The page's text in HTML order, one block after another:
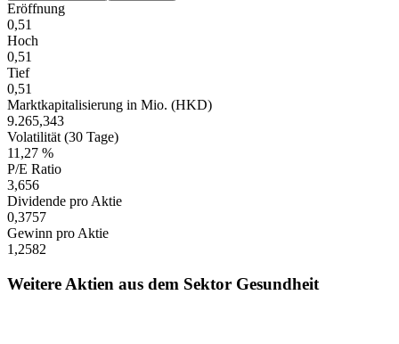
Eröffnung
0,51
Hoch
0,51
Tief
0,51
Marktkapitalisierung in Mio. (HKD)
9.265,343
Volatilität (30 Tage)
11,27 %
P/E Ratio
3,656
Dividende pro Aktie
0,3757
Gewinn pro Aktie
1,2582
Weitere Aktien aus dem Sektor Gesundheit